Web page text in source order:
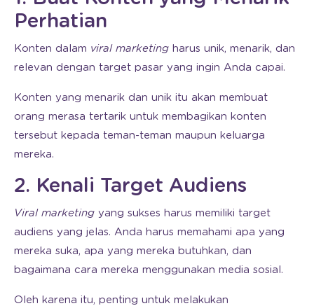
Perhatian
Konten dalam viral marketing harus unik, menarik, dan
relevan dengan target pasar yang ingin Anda capai.
Konten yang menarik dan unik itu akan membuat
orang merasa tertarik untuk membagikan konten
tersebut kepada teman-teman maupun keluarga
mereka.
2. Kenali Target Audiens
Viral marketing yang sukses harus memiliki target
audiens yang jelas. Anda harus memahami apa yang
mereka suka, apa yang mereka butuhkan, dan
bagaimana cara mereka menggunakan media sosial.
Oleh karena itu, penting untuk melakukan